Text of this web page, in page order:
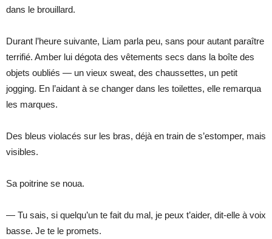
dans le brouillard.
Durant l’heure suivante, Liam parla peu, sans pour autant paraître
terrifié. Amber lui dégota des vêtements secs dans la boîte des
objets oubliés — un vieux sweat, des chaussettes, un petit
jogging. En l’aidant à se changer dans les toilettes, elle remarqua
les marques.
Des bleus violacés sur les bras, déjà en train de s’estomper, mais
visibles.
Sa poitrine se noua.
— Tu sais, si quelqu’un te fait du mal, je peux t’aider, dit-elle à voix
basse. Je te le promets.